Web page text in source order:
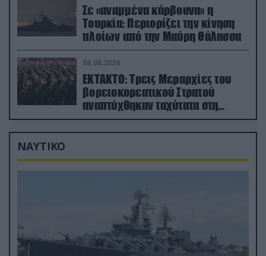
Σε «αναμμένα κάρβουνα» η
Τουρκία: Περιορίζει την κίνηση
πλοίων από την Μαύρη Θάλασσα
08.08.2026
ΕΚΤΑΚΤΟ: Τρεις Μεραρχίες του
βορειοκορεατικού Στρατού
αναπτύχθηκαν ταχύτατα στη
Ρωσία
ΝΑΥΤΙΚΟ